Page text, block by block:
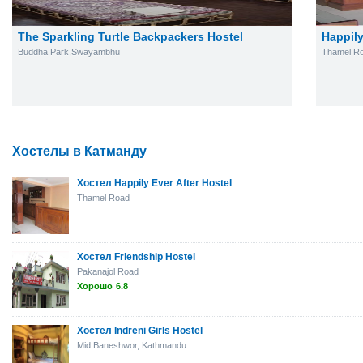
The Sparkling Turtle Backpackers Hostel
Buddha Park,Swayambhu Thamel
Хостелы в Катманду
Хостел Happily Ever After Hostel
Thamel Road
Хостел Friendship Hostel
Pakanajol Road
Хорошо 6.8
Хостел Indreni Girls Hostel
Mid Baneshwor, Kathmandu